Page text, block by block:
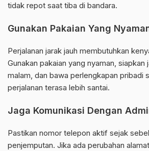
tidak repot saat tiba di bandara.
Gunakan Pakaian Yang
Perjalanan jarak jauh membutuhkan
Gunakan pakaian yang nyaman,
malam, dan bawa perlengkapan pribadi
perjalanan terasa lebih santai.
Jaga Komunikasi Dengan
Pastikan nomor telepon aktif sejak
penjemputan. Jika ada perubahan